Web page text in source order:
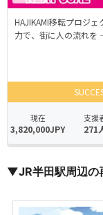
▼JR半田駅周辺の